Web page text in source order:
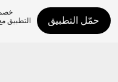
حمّل التطبيق